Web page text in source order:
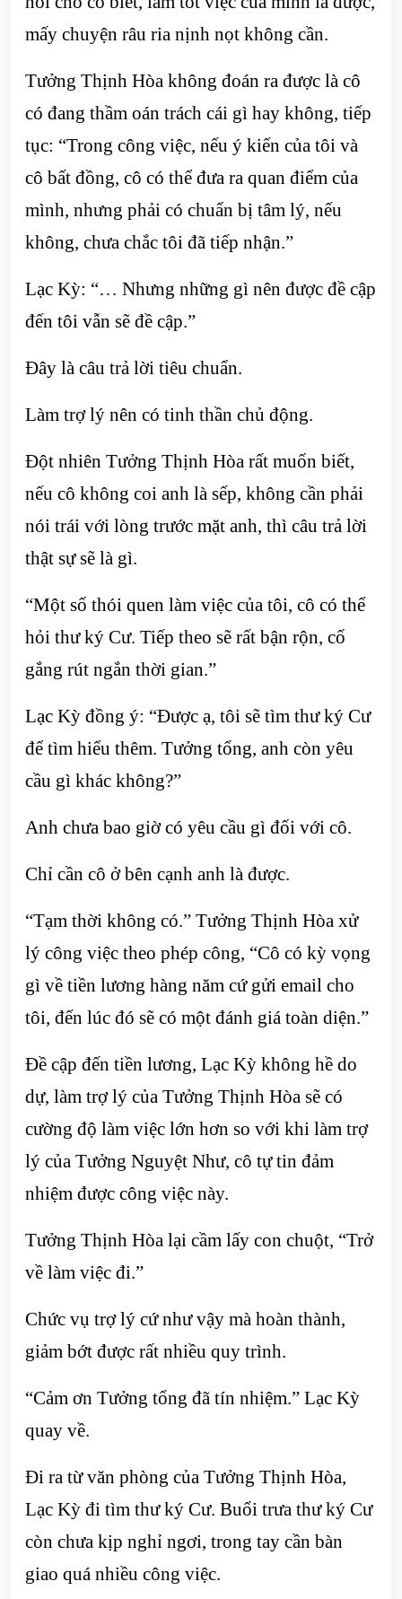
mấy chuyện râu ria nịnh nọt không cần.
Tưởng Thịnh Hòa không đoán ra được là cô
có đang thầm oán trách cái gì hay không, tiếp
tục: “Trong công việc, nếu ý kiến của tôi và
cô bất đồng, cô có thể đưa ra quan điểm của
mình, nhưng phải có chuẩn bị tâm lý, nếu
không, chưa chắc tôi đã tiếp nhận.”
Lạc Kỳ: “… Nhưng những gì nên được đề cập
đến tôi vẫn sẽ đề cập.”
Đây là câu trả lời tiêu chuẩn.
Làm trợ lý nên có tinh thần chủ động.
Đột nhiên Tưởng Thịnh Hòa rất muốn biết,
nếu cô không coi anh là sếp, không cần phải
nói trái với lòng trước mặt anh, thì câu trả lời
thật sự sẽ là gì.
“Một số thói quen làm việc của tôi, cô có thể
hỏi thư ký Cư. Tiếp theo sẽ rất bận rộn, cố
gắng rút ngắn thời gian.”
Lạc Kỳ đồng ý: “Được ạ, tôi sẽ tìm thư ký Cư
để tìm hiểu thêm. Tưởng tổng, anh còn yêu
cầu gì khác không?”
Anh chưa bao giờ có yêu cầu gì đối với cô.
Chỉ cần cô ở bên cạnh anh là được.
“Tạm thời không có.” Tưởng Thịnh Hòa xử
lý công việc theo phép công, “Cô có kỳ vọng
gì về tiền lương hàng năm cứ gửi email cho
tôi, đến lúc đó sẽ có một đánh giá toàn diện.”
Đề cập đến tiền lương, Lạc Kỳ không hề do
dự, làm trợ lý của Tưởng Thịnh Hòa sẽ có
cường độ làm việc lớn hơn so với khi làm trợ
lý của Tưởng Nguyệt Như, cô tự tin đảm
nhiệm được công việc này.
Tưởng Thịnh Hòa lại cầm lấy con chuột, “Trở
về làm việc đi.”
Chức vụ trợ lý cứ như vậy mà hoàn thành,
giảm bớt được rất nhiều quy trình.
“Cảm ơn Tưởng tổng đã tín nhiệm.” Lạc Kỳ
quay về.
Đi ra từ văn phòng của Tưởng Thịnh Hòa,
Lạc Kỳ đi tìm thư ký Cư. Buổi trưa thư ký Cư
còn chưa kịp nghỉ ngơi, trong tay cần bàn
giao quá nhiều công việc.